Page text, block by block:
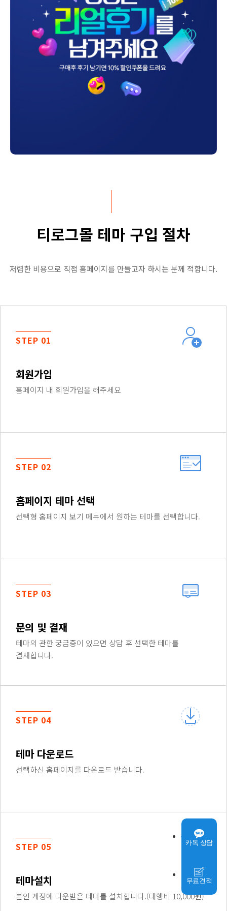
카톡 상담
무료견적
티로그몰 테마 구입 절차
저렴한 비용으로 직접 홈페이지를 만들고자 하시는 분께 적합니다.
STEP 01
회원가입
홈페이지 내 회원가입을 해주세요
STEP 02
홈페이지 테마 선택
선택형 홈페이지 보기 메뉴에서 원하는 테마를 선택합니다.
STEP 03
문의 및 결재
테마의 관한 궁금증이 있으면 상담 후 선택한 테마를
결재합니다.
STEP 04
테마 다운로드
선택하신 홈페이지를 다운로드 받습니다.
STEP 05
테마설치
본인 계정에 다운받은 테마를 설치합니다.(대행비 10,000원)